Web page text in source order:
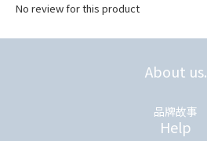
No review for this product
About us.
品牌故事
Help